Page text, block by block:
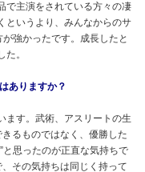
で主演をされている方々の凄
というより、みんなからのサ
強かったです。成長したと
。
ありますか？
ます。武術、アスリートの生
るものではなく、優勝した
と思ったのが正直な気持ちで
その気持ちは同じく持って